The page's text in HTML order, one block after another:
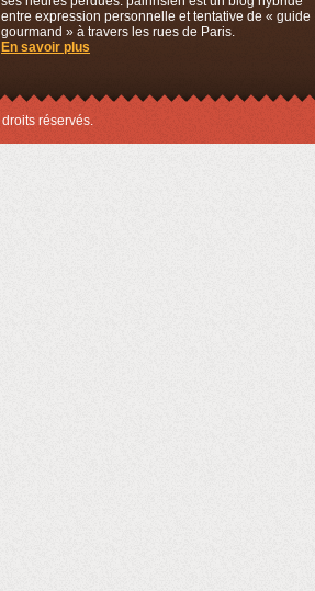
entre expression personnelle et tentative de « guide
gourmand » à travers les rues de Paris.
En savoir plus
réservés.